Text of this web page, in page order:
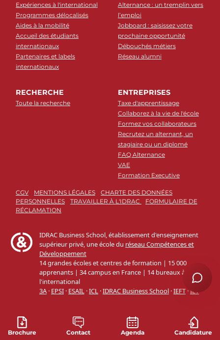
Brochure Contact Agenda Candidature
Expériences à l'international
Programmes délocalisés
Aides à la mobilité
Accueil des étudiants
internationaux
Partenaires et labels
internationaux
Alternance : un tremplin vers
l’emploi
Jobboard : saisissez votre
prochaine opportunité
Débouchés métiers
Réseau alumni
RECHERCHE
Toute la recherche
ENTREPRISES
Taxe d'apprentissage
Collaborez à la vie de l'école
Formez vos collaborateurs
Recrutez un alternant, un
stagiaire ou un diplomé
FAQ Alternance
VAE
Formation Executive
CGV MENTIONS LÉGALES
CHARTE DES DONNÉES
PERSONNELLES
TRAVAILLER À L'IDRAC
FORMULAIRE DE
RÉCLAMATION